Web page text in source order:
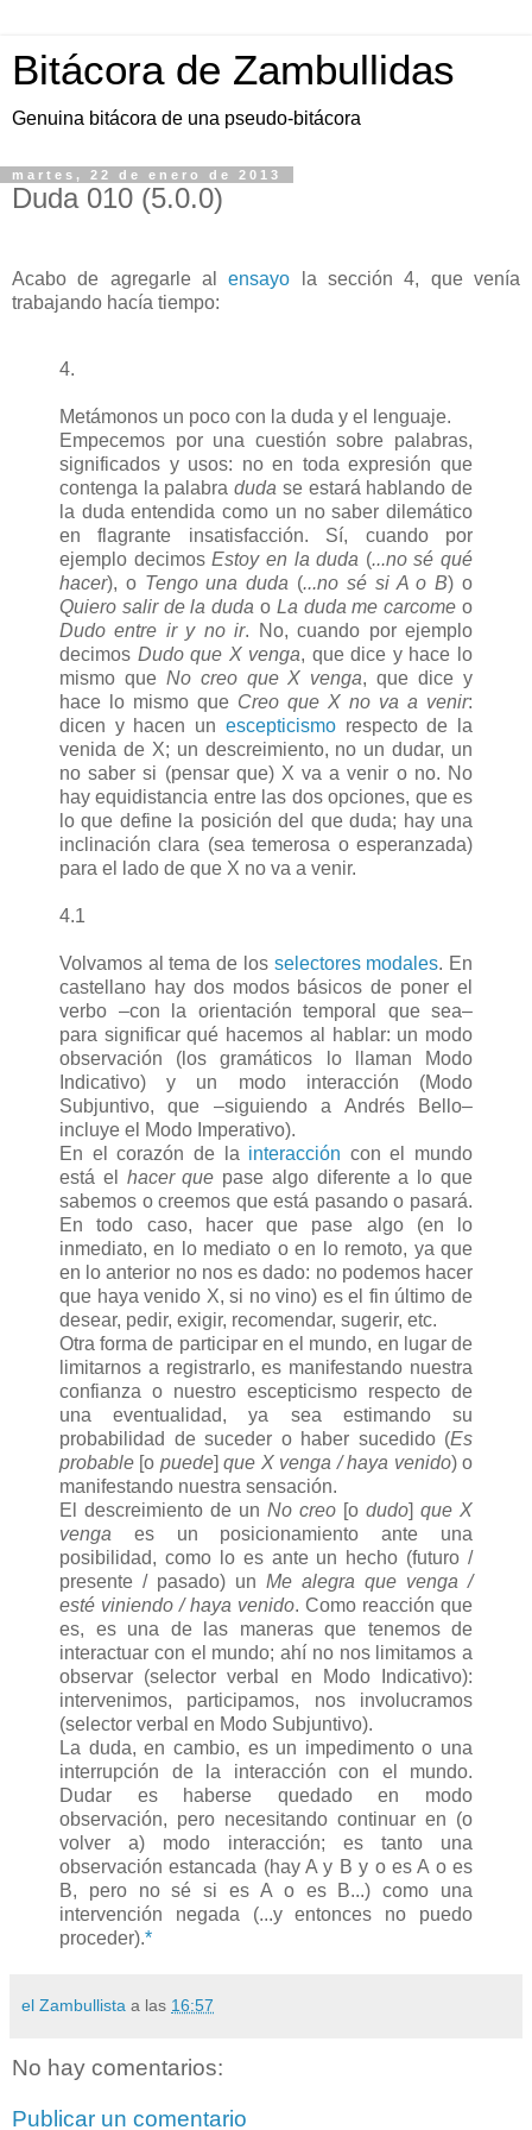
Bitácora de Zambullidas
Genuina bitácora de una pseudo-bitácora
martes, 22 de enero de 2013
Duda 010 (5.0.0)
Acabo de agregarle alensayo la sección 4, que venía
trabajando hacía tiempo:
4.
Metámonos un poco con la duda y el lenguaje.
Empecemos por una cuestión sobre palabras,
significados y usos: no en toda expresión que
contenga la palabraduda se estará hablando de
la duda entendida como un no saber dilemático
en flagrante insatisfacción. Sí, cuando por
ejemplo decimosEstoy en la duda (...no sé qué
hacer), o Tengo una duda (...no sé si A o B) o
Quiero salir de la duda o La duda me carcome o
Dudo entre ir y no ir. No, cuando por ejemplo
decimos Dudo que X venga, que dice y hace lo
mismo que No creo que X venga, que dice y
hace lo mismo que Creo que X no va a venir:
dicen y hacen un escepticismorespecto de la
venida de X; un descreimiento, no un dudar, un
no saber si (pensar que) X va a venir o no. No
hay equidistancia entre las dos opciones, que es
lo que define la posición del que duda; hay una
inclinación clara (sea temerosa o esperanzada)
para el lado de que X no va a venir.
4.1
Volvamos al tema de los selectores modales. En
castellano hay dos modos básicos de poner el
verbo –con la orientación temporal que sea–
para significar qué hacemos al hablar: un modo
observación (los gramáticos lo llaman Modo
Indicativo) y un modo interacción (Modo
Subjuntivo, que –siguiendo a Andrés Bello–
incluye el Modo Imperativo).
En el corazón de la interacción con el mundo
está el hacer que pase algo diferente a lo que
sabemos o creemos que está pasando o pasará.
En todo caso, hacer que pase algo (en lo
inmediato, en lo mediato o en lo remoto, ya que
en lo anterior no nos es dado: no podemos hacer
que haya venido X, si no vino) es el fin último de
desear, pedir, exigir, recomendar, sugerir, etc.
Otra forma de participar en el mundo, en lugar de
limitarnos a registrarlo, es manifestando nuestra
confianza o nuestro escepticismo respecto de
una eventualidad, ya sea estimando su
probabilidad de suceder o haber sucedido (Es
probable [o puede]que X venga / haya venido) o
manifestando nuestra sensación.
El descreimiento de un No creo [o dudo] que X
venga es un posicionamiento ante una
posibilidad, como lo es ante un hecho (futuro /
presente / pasado) un Me alegra que venga /
esté viniendo / haya venido. Como reacción que
es, es una de las maneras que tenemos de
interactuar con el mundo; ahí no nos limitamos a
observar (selector verbal en Modo Indicativo):
intervenimos, participamos, nos involucramos
(selector verbal en Modo Subjuntivo).
La duda, en cambio, es un impedimento o una
interrupción de la interacción con el mundo.
Dudar es haberse quedado en modo
observación, pero necesitando continuar en (o
volver a) modo interacción; es tanto una
observación estancada (hay A y B y o es A o es
B, pero no sé si es A o es B...) como una
intervención negada (...y entonces no puedo
proceder).*
el Zambullista a las 16:57
No hay comentarios:
Publicar un comentario